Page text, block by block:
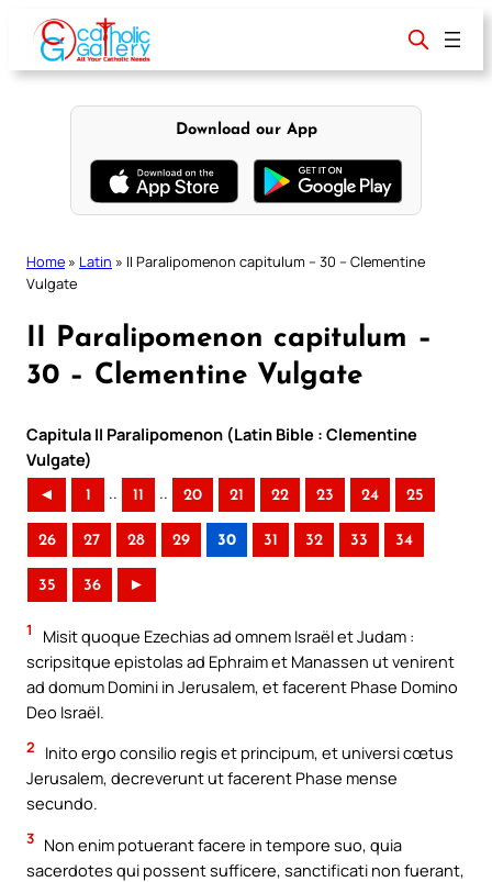
content
Download our App
Home » Latin » II Paralipomenon capitulum – 30 – Clementine
Vulgate
II Paralipomenon capitulum –
30 – Clementine Vulgate
Capitula II Paralipomenon (Latin Bible : Clementine
Vulgate)
◄ 1 .. 11 .. 20 21 22 23 24 25
26 27 28 29 30 31 32 33 34
35 36 ►
1
Misit quoque Ezechias ad omnem Israël et Judam :
scripsitque epistolas ad Ephraim et Manassen ut venirent
ad domum Domini in Jerusalem, et facerent Phase Domino
Deo Israël.
2
Inito ergo consilio regis et principum, et universi cœtus
Jerusalem, decreverunt ut facerent Phase mense
secundo.
3 Non enim potuerant facere in tempore suo, quia
sacerdotes qui possent sufficere, sanctificati non fuerant,